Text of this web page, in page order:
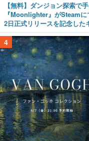
【無料】ダンジョン探索で
『Moonlighter』がSteam
2日正式リリースを記念した
4